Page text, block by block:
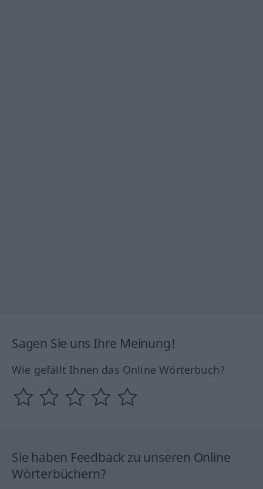
Sagen Sie uns Ihre Meinung!
Wie gefällt Ihnen das Online Wörterbuch?
Sie haben Feedback zu unseren Online
Wörterbüchern?